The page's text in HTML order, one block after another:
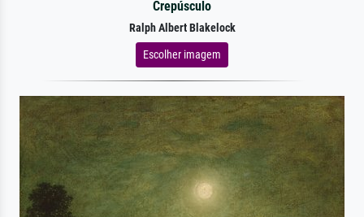
Crepúsculo
Ralph Albert Blakelock
Escolher imagem